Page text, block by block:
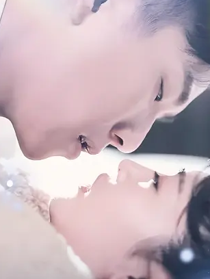
Nikah Kilat!
terlibat dengan Hilda, lalu menjauh
menolak nikah palsu dengan Hilda,
tubi. Bersama sang sahabat dan
Fandy pun bersedia melindungi Hilda.
berhasil memecahkan masalah dan
Utama Pria